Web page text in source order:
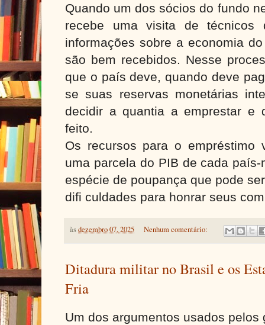
Quando um dos sócios do fundo
recebe uma visita de técnicos
informações sobre a economia
são bem recebidos. Nesse
que o país deve, quando deve
se suas reservas monetárias
decidir a quantia a emprestar e
feito.
Os recursos para o empréstimo
uma parcela do PIB de cada
espécie de poupança que pode
difi culdades para honrar seus
àsdezembro 07, 2025 Nenhum comentário:
Ditadura militar no Brasil e os
Fria
Um dos argumentos usados